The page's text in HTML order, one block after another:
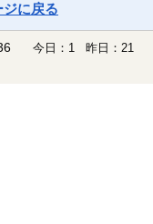
に戻る
今日：1 昨日：21